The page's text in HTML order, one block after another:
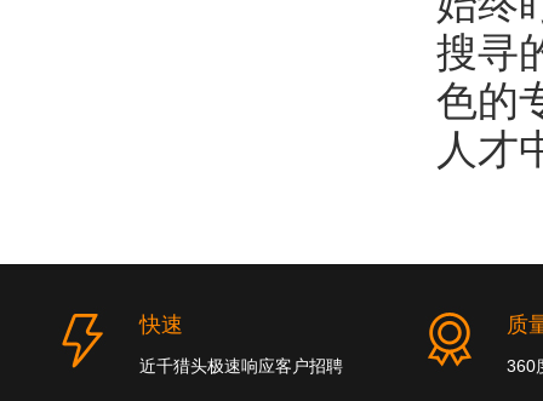
搜寻
色的
人才
快速
近千猎头极速响应客户招聘
质
360